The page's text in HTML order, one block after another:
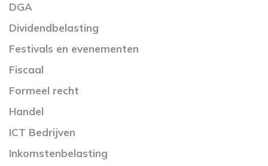
DGA
Dividendbelasting
Festivals en evenementen
Fiscaal
Formeel recht
Handel
ICT Bedrijven
Inkomstenbelasting